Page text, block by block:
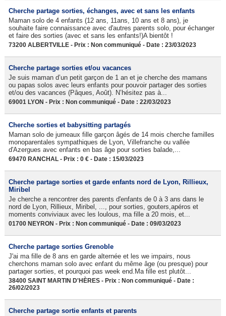
Cherche partage sorties, échanges, avec et sans les enfants
Maman solo de 4 enfants (12 ans, 11ans, 10 ans et 8 ans), je
souhaite faire connaissance avec d'autres parents solo, pour échanger
et faire des sorties (avec et sans les enfants!)A bientôt !
73200 ALBERTVILLE - Prix : Non communiqué - Date : 23/03/2023
Cherche partage sorties et/ou vacances
Je suis maman d’un petit garçon de 1 an et je cherche des mamans
ou papas solos avec leurs enfants pour pouvoir partager des sorties
et/ou des vacances (Pâques, Août). N’hésitez pas à...
69001 LYON - Prix : Non communiqué - Date : 22/03/2023
Cherche sorties et babysitting partagés
Maman solo de jumeaux fille garçon âgés de 14 mois cherche familles
monoparentales sympathiques de Lyon, Villefranche ou vallée
d'Azergues avec enfants en bas âge pour sorties balade,...
69470 RANCHAL - Prix : 0 € - Date : 15/03/2023
Cherche partage sorties et garde enfants nord de Lyon, Rillieux,
Miribel
Je cherche a rencontrer des parents d'enfants de 0 à 3 ans dans le
nord de Lyon, Rillieux, Miribel, ..., pour sorties, gouters,apéros et
moments conviviaux avec les loulous, ma fille a 20 mois, et...
01700 NEYRON - Prix : Non communiqué - Date : 09/03/2023
Cherche partage sorties Grenoble
J'ai ma fille de 8 ans en garde alternée et les we impairs, nous
cherchons maman solo avec enfant du même âge (ou presque) pour
partager sorties, et pourquoi pas week end.Ma fille est plutôt...
38400 SAINT MARTIN D'HÈRES - Prix : Non communiqué - Date :
26/02/2023
Cherche partage sortie enfants et parents